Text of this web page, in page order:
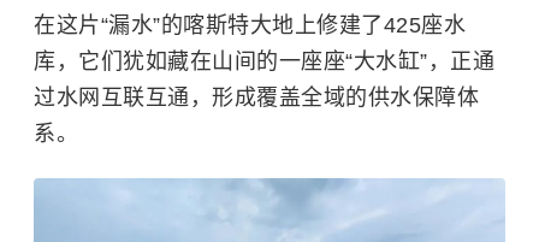
在这片“漏水”的喀斯特大地上修建了425座水
库，它们犹如藏在山间的一座座“大水缸”，正通
过水网互联互通，形成覆盖全域的供水保障体
系。